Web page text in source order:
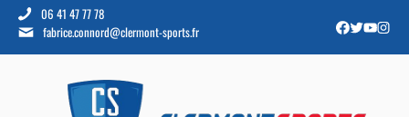
06 41 47 77 78
fabrice.connord@clermont-sports.fr